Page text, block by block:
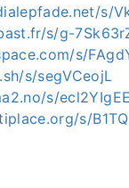
s/
s/g-
s/
s/segVCeojL
s/ecl2YIgEE
s/